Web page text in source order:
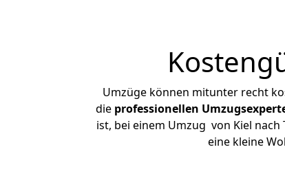
Umzüge können mitunter recht
die professionellen
ist, bei einem Umzug von Kiel nach
eine kleine